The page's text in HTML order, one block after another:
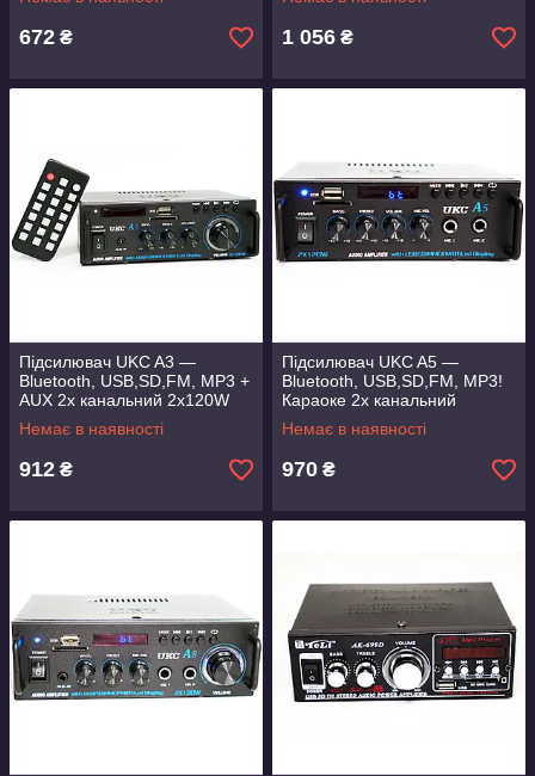
672 ₴ 1 056 ₴
Підсилювач UKC A3 —
Bluetooth, USB,SD,FM, MP3 +
AUX 2х канальний 2x120W
Немає в наявності
912 ₴
Підсилювач UKC A5 —
Bluetooth, USB,SD,FM, MP3!
Караоке 2х канальний
2x120W
Немає в наявності
970 ₴